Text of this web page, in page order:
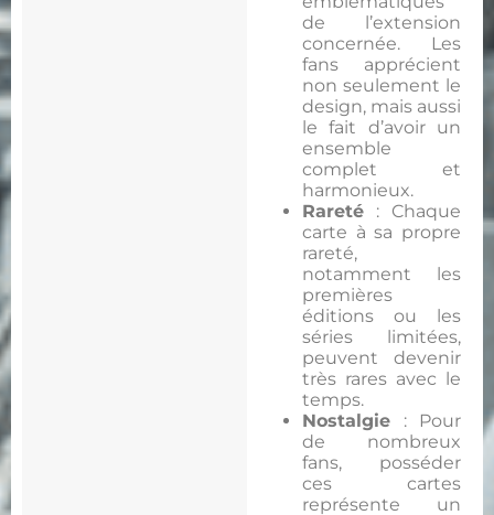
de l’extension
concernée. Les
fans apprécient
non seulement le
design, mais aussi
le fait d’avoir un
ensemble
complet et
harmonieux.
Rareté : Chaque
carte à sa propre
rareté,
notamment les
premières
éditions ou les
séries limitées,
peuvent devenir
très rares avec le
temps.
Nostalgie : Pour
de nombreux
fans, posséder
ces cartes
représente un